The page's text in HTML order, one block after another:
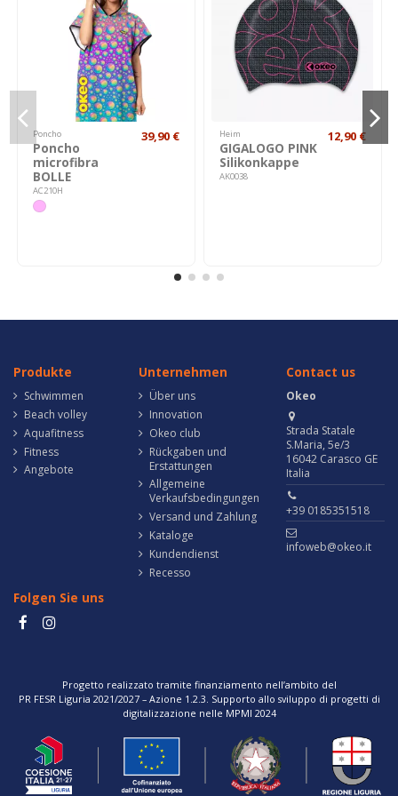
Poncho
Poncho
microfibra
BOLLE
AC210H
39,90 € Heim
GIGALOGO PINK
Silikonkappe
AK0038
12,90 €
Produkte
Schwimmen
Beach volley
Aquafitness
Fitness
Angebote
Unternehmen
Über uns
Innovation
Okeo club
Rückgaben und
Erstattungen
Allgemeine
Verkaufsbedingungen
Versand und Zahlung
Kataloge
Kundendienst
Recesso
Contact us
Okeo
Strada Statale
S.Maria, 5e/3
16042 Carasco GE
Italia
+39 0185351518
infoweb@okeo.it
Folgen Sie uns
Progetto realizzato tramite finanziamento nell’ambito del
PR FESR Liguria 2021/2027 – Azione 1.2.3. Supporto allo sviluppo di progetti di
digitalizzazione nelle MPMI 2024